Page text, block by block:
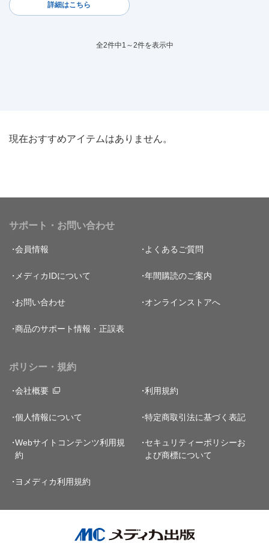
詳細はこちら
全2件中1～2件を表示中
現在おすすめアイテムはありません。
サポート・お問い合わせ
会員情報 よくあるご質問
メディカIDについて 年間購読のご案内
お問い合わせ オンラインストアへ
商品のサポート情報・正誤表
ポリシー・規約
会社概要 利用規約
個人情報について 特定商取引法に基づく表記
Webサイトコンテンツ利用規
約
セキュリティーポリシーお
よび商標について
ヨメディカ利用規約